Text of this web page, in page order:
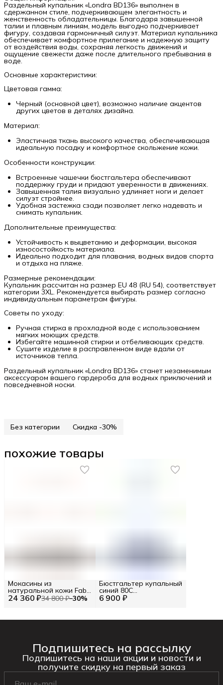
Раздельный купальник «Londra BD136» выполнен в
сдержанном стиле, подчеркивающем элегантность и
женственность обладательницы. Благодаря завышенной
талии и плавным линиям, модель выгодно подчеркивает
фигуру, создавая гармоничный силуэт. Материал купальника
обеспечивает комфортное прилегание и надежную защиту
от воздействия воды, сохраняя легкость движений и
ощущение свежести даже после длительного пребывания в
воде.
Основные характеристики:
Цветовая гамма:
Черный (основной цвет), возможно наличие акцентов
других цветов в деталях дизайна.
Материал:
Эластичная ткань высокого качества, обеспечивающая
идеальную посадку и комфортное скольжение кожи.
Особенности конструкции:
Встроенные чашечки бюстгальтера обеспечивают
поддержку груди и придают уверенности в движениях.
Завышенная талия визуально удлиняет ноги и делает
силуэт стройнее.
Удобная застежка сзади позволяет легко надевать и
снимать купальник.
Дополнительные преимущества:
Устойчивость к выцветанию и деформации, высокая
износостойкость материала.
Идеально подходит для плавания, водных видов спорта
и отдыха на пляже.
Размерные рекомендации:
Купальник рассчитан на размер EU 48 (RU 54), соответствует
категории 3XL. Рекомендуется выбирать размер согласно
индивидуальным параметрам фигуры.
Советы по уходу:
Ручная стирка в прохладной воде с использованием
мягких моющих средств.
Избегайте машинной стирки и отбеливающих средств.
Сушите изделие в расправленном виде вдали от
источников тепла.
Раздельный купальник «Londra BD136» станет незаменимым
аксессуаром вашего гардероба для водных приключений и
повседневной носки.
Без категории Скидка -30%
похожие товары
24 360 ₽34 800 ₽−30%
Мокасины из
натуральной кожи Fabi
RU 42.5 / EU 43 / 43 6 900 ₽
Бюстгальтер купальный
синий 80C
формованный, 83019
Подпишитесь на рассылку
Подпишитесь на наши акции и новости и
получите скидку на первый заказ